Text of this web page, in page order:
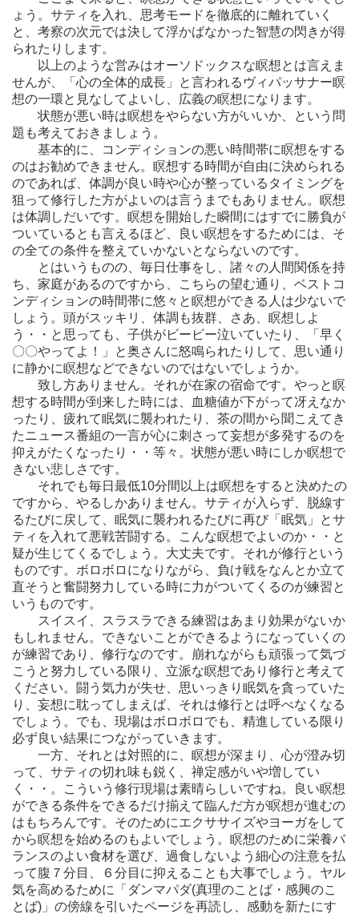
ょう。サティを入れ、思考モードを徹底的に離れていく
と、考察の次元では決して浮かばなかった智慧の閃きが得
られたりします。
以上のような営みはオーソドックスな瞑想とは言えま
せんが、「心の全体的成長」と言われるヴィパッサナー瞑
想の一環と見なしてよいし、広義の瞑想になります。
状態が悪い時は瞑想をやらない方がいいか、という問
題も考えておきましょう。
基本的に、コンディションの悪い時間帯に瞑想をする
のはお勧めできません。瞑想する時間が自由に決められる
のであれば、体調が良い時や心が整っているタイミングを
狙って修行した方がよいのは言うまでもありません。瞑想
は体調しだいです。瞑想を開始した瞬間にはすでに勝負が
ついているとも言えるほど、良い瞑想をするためには、そ
の全ての条件を整えていかないとならないのです。
とはいうものの、毎日仕事をし、諸々の人間関係を持
ち、家庭があるのですから、こちらの望む通り、ベストコ
ンディションの時間帯に悠々と瞑想ができる人は少ないで
しょう。頭がスッキリ、体調も抜群、さあ、瞑想しよ
う・・と思っても、子供がビービー泣いていたり、「早く
〇〇やってよ！」と奥さんに怒鳴られたりして、思い通り
に静かに瞑想などできないのではないでしょうか。
致し方ありません。それが在家の宿命です。やっと瞑
想する時間が到来した時には、血糖値が下がって冴えなか
ったり、疲れて眠気に襲われたり、茶の間から聞こえてき
たニュース番組の一言が心に刺さって妄想が多発するのを
抑えがたくなったり・・等々。状態が悪い時にしか瞑想で
きない悲しさです。
それでも毎日最低10分間以上は瞑想をすると決めたの
ですから、やるしかありません。サティが入らず、脱線す
るたびに戻して、眠気に襲われるたびに再び「眠気」とサ
ティを入れて悪戦苦闘する。こんな瞑想でよいのか・・と
疑が生じてくるでしょう。大丈夫です。それが修行という
ものです。ボロボロになりながら、負け戦をなんとか立て
直そうと奮闘努力している時に力がついてくるのが練習と
いうものです。
スイスイ、スラスラできる練習はあまり効果がないか
もしれません。できないことができるようになっていくの
が練習であり、修行なのです。崩れながらも頑張って気づ
こうと努力している限り、立派な瞑想であり修行と考えて
ください。闘う気力が失せ、思いっきり眠気を貪っていた
り、妄想に耽ってしまえば、それは修行とは呼べなくなる
でしょう。でも、現場はボロボロでも、精進している限り
必ず良い結果につながっていきます。
一方、それとは対照的に、瞑想が深まり、心が澄み切
って、サティの切れ味も鋭く、禅定感がいや増してい
く・・。こういう修行現場は素晴らしいですね。良い瞑想
ができる条件をできるだけ揃えて臨んだ方が瞑想が進むの
はもちろんです。そのためにエクササイズやヨーガをして
から瞑想を始めるのもよいでしょう。瞑想のために栄養バ
ランスのよい食材を選び、過食しないよう細心の注意を払
って腹７分目、６分目に抑えることも大事でしょう。ヤル
気を高めるために「ダンマパダ(真理のことば・感興のこ
とば)」の傍線を引いたページを再読し、感動を新たにす